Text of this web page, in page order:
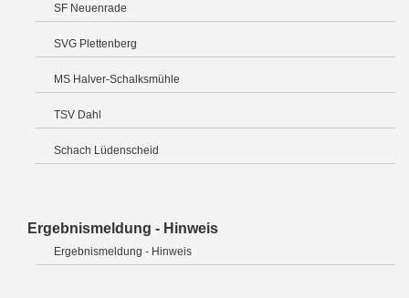
SF Neuenrade
SVG Plettenberg
MS Halver-Schalksmühle
TSV Dahl
Schach Lüdenscheid
Ergebnismeldung - Hinweis
Ergebnismeldung - Hinweis